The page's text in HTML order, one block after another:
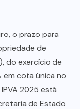
o prazo para
de
do exercício de
em cota única no
2025 está
de Estado